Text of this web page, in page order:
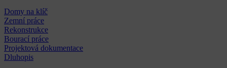
Domy na klíč
Zemní práce
Rekonstrukce
Bourací práce
Projektová dokumentace
Dluhopis